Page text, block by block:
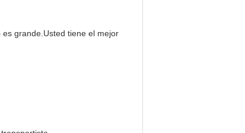
grande.Usted tiene el mejor